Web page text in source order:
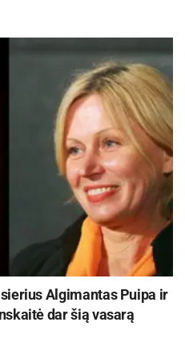
Algimantas Puipa ir
dar šią vasarą